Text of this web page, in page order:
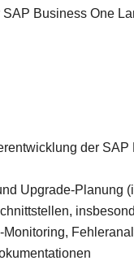
Business One
der
Upgrade-Planung